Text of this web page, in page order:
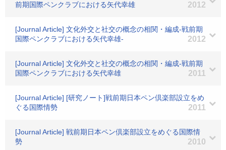
前期国際ペンクラブにおける矢代幸雄
2012
[Journal Article] 文化外交と社交の概念の相関・編成-戦前期
国際ペンクラブにおける矢代幸雄-
2012
[Journal Article] 文化外交と社交の概念の相関・編成-戦前期
国際ペンクラブにおける矢代幸雄
2011
[Journal Article] [研究ノート]戦前期日本ペン倶楽部設立をめ
ぐる国際情勢
2011
[Journal Article] 戦前期日本ペン倶楽部設立をめぐる国際情
勢
2010